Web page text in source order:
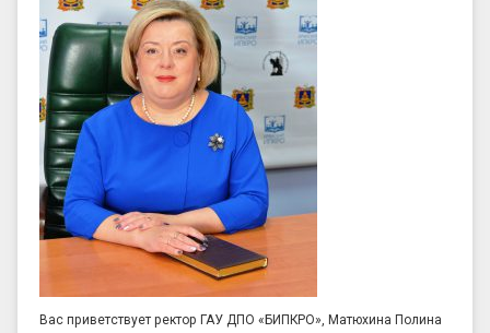
Вас приветствует ректор ГАУ ДПО «БИПКРО», Матюхина Полина